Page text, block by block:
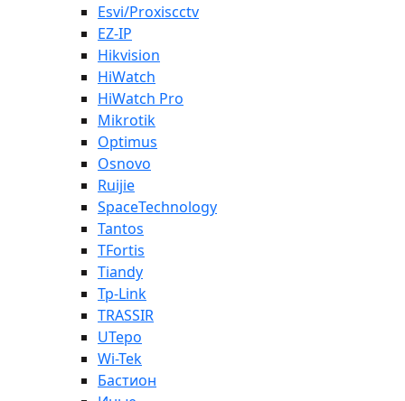
Esvi/Proxiscctv
EZ-IP
Hikvision
HiWatch
HiWatch Pro
Mikrotik
Optimus
Osnovo
Ruijie
SpaceTechnology
Tantos
TFortis
Tiandy
Tp-Link
TRASSIR
UTepo
Wi-Tek
Бастион